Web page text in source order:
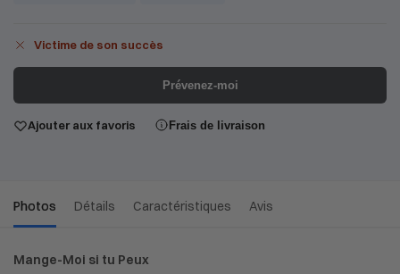
Victime de son succès
Prévenez-moi
Ajouter aux favoris Frais de livraison
Photos Détails Caractéristiques Avis
Mange-Moi si tu Peux